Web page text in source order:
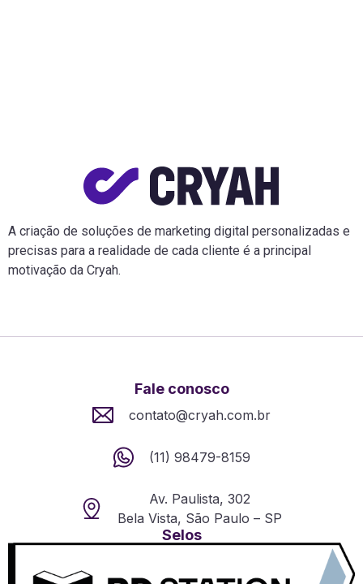
A criação de soluções de marketing digital personalizadas e
precisas para a realidade de cada cliente é a principal
motivação da Cryah.
Fale conosco
contato@cryah.com.br
(11) 98479-8159
Av. Paulista, 302
Bela Vista, São Paulo – SP
Selos